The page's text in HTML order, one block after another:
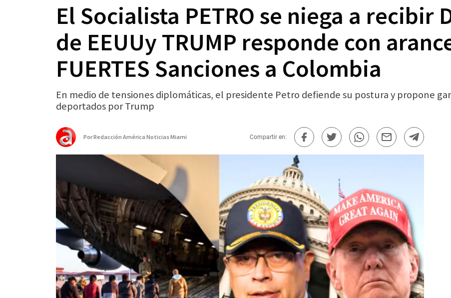
El Socialista PETRO se niega a recibir
de EEUUy TRUMP responde con
FUERTES Sanciones a Colombia
En medio de tensiones diplomáticas, el presidente Petro defiende su postura y propone
deportados por Trump
PorRedacción América Noticias Miami Compartir en: